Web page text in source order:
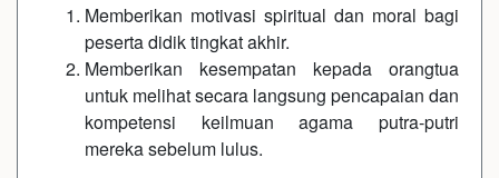
Memberikan motivasi spiritual dan moral bagi
peserta didik tingkat akhir.
Memberikan kesempatan kepada orangtua
untuk melihat secara langsung pencapaian dan
kompetensi keilmuan agama putra-putri
mereka sebelum lulus.